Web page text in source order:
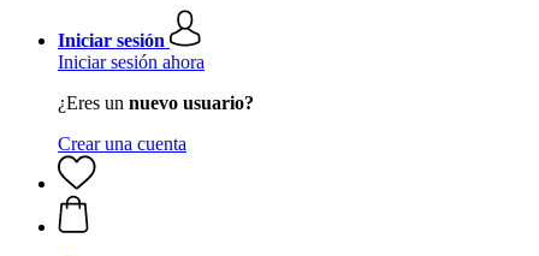
Iniciar sesión
Iniciar sesión ahora
¿Eres un nuevo usuario?
Crear una cuenta